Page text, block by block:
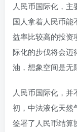
人民币国际化，
国人拿着人民币能
益率比较高的投资
际化的步伐将会迈
油，想象空间是无
人民币国际化，
初，中法液化天然
签署了人民币结算